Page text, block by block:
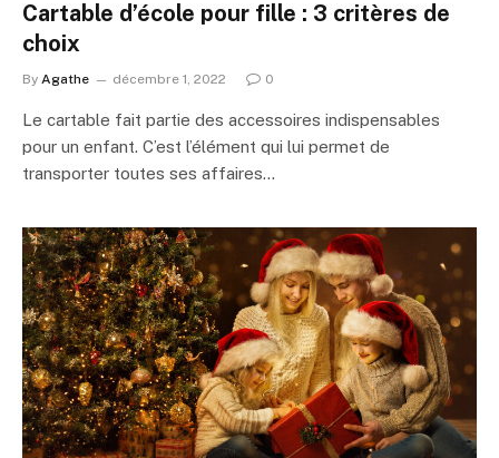
Cartable d’école pour fille : 3 critères de
choix
By Agathe décembre 1, 2022 0
Le cartable fait partie des accessoires indispensables
pour un enfant. C’est l’élément qui lui permet de
transporter toutes ses affaires…